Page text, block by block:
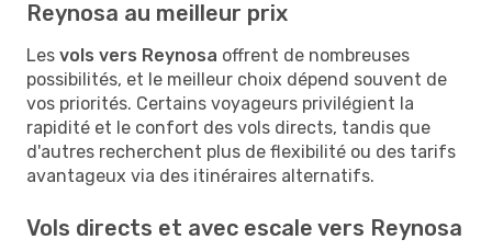
Reynosa au meilleur prix
Les vols vers Reynosa offrent de nombreuses
possibilités, et le meilleur choix dépend souvent de
vos priorités. Certains voyageurs privilégient la
rapidité et le confort des vols directs, tandis que
d'autres recherchent plus de flexibilité ou des tarifs
avantageux via des itinéraires alternatifs.
Vols directs et avec escale vers Reynosa